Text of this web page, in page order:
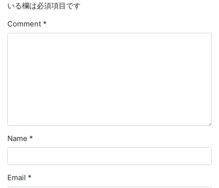
いる欄は必須項目です
Comment *
Name *
Email *